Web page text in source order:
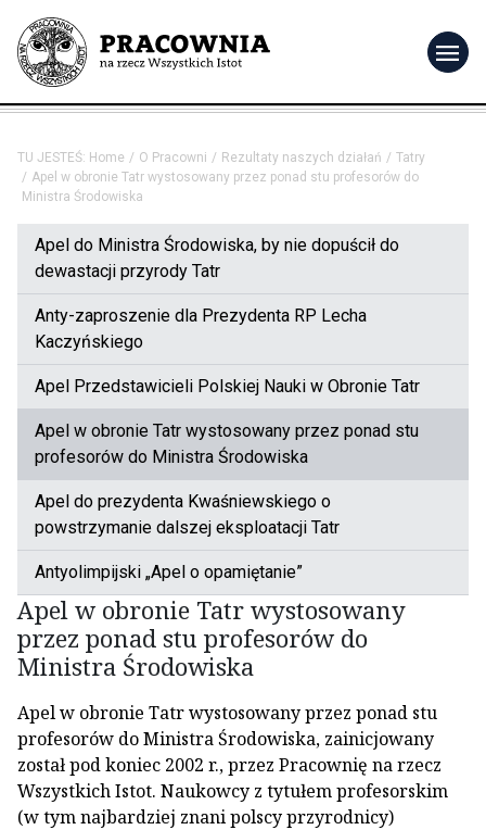
menu
TU JESTEŚ: Home O Pracowni Rezultaty naszych działań
Tatry
Apel w obronie Tatr wystosowany przez ponad stu profesorów do
Ministra Środowiska
Apel do Ministra Środowiska, by nie dopuścił do
dewastacji przyrody Tatr
Anty-zaproszenie dla Prezydenta RP Lecha
Kaczyńskiego
Apel Przedstawicieli Polskiej Nauki w Obronie Tatr
Apel w obronie Tatr wystosowany przez ponad stu
profesorów do Ministra Środowiska
Apel do prezydenta Kwaśniewskiego o
powstrzymanie dalszej eksploatacji Tatr
Antyolimpijski „Apel o opamiętanie”
Apel w obronie Tatr wystosowany
przez ponad stu profesorów do
Ministra Środowiska
Apel w obronie Tatr wystosowany przez ponad stu
profesorów do Ministra Środowiska, zainicjowany
został pod koniec 2002 r., przez Pracownię na rzecz
Wszystkich Istot. Naukowcy z tytułem profesorskim
(w tym najbardziej znani polscy przyrodnicy)